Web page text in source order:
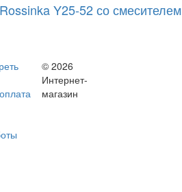
Y25-52 со смесителем
© 2026
Интернет-
магазин